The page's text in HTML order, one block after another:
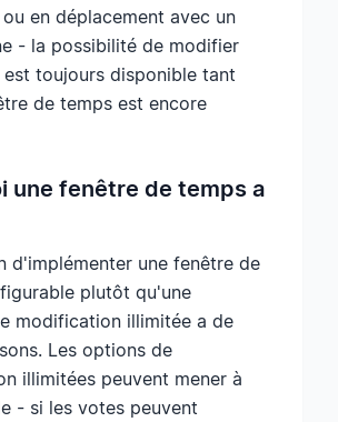
en déplacement avec un
- la possibilité de modifier
toujours disponible tant
de temps est encore
une fenêtre de temps a
d'implémenter une fenêtre de
plutôt qu'une
modification illimitée a de
Les options de
illimitées peuvent mener à
- si les votes peuvent